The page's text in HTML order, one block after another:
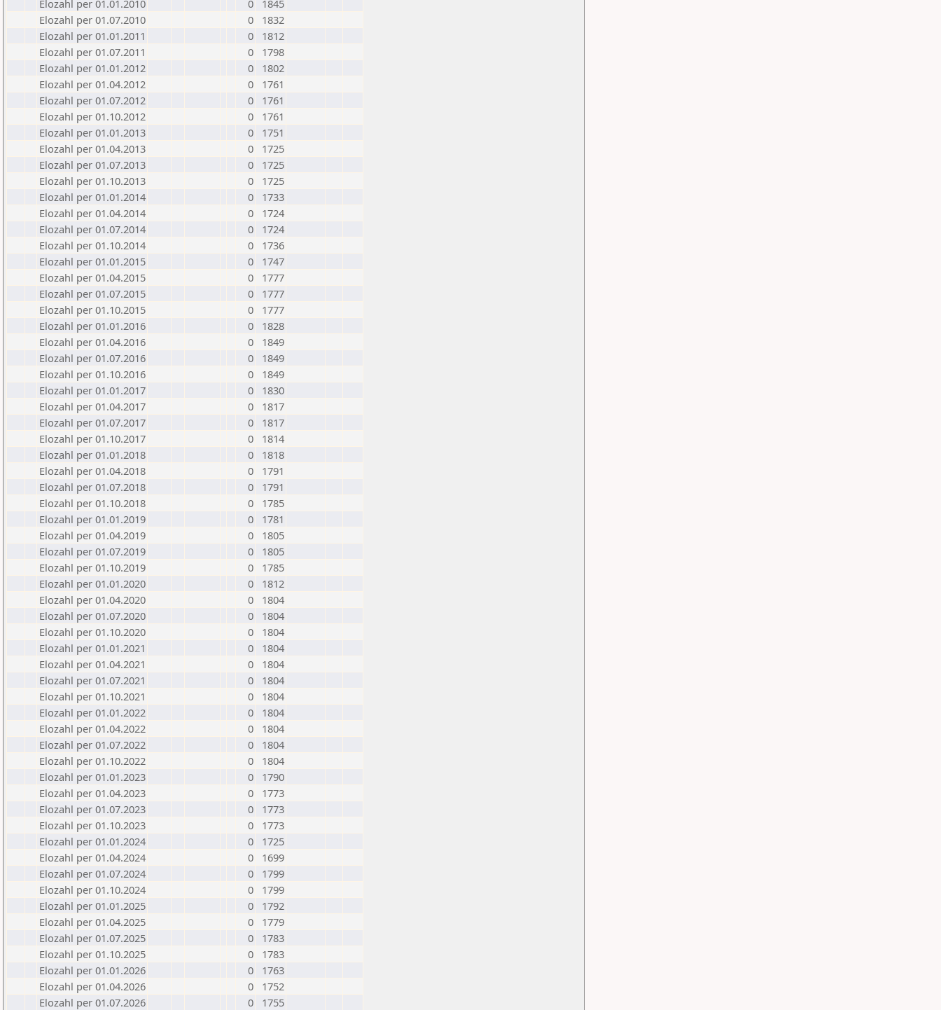
Elozahl per 01.01.2010
0
1845
Elozahl per 01.07.2010
0
1832
Elozahl per 01.01.2011
0
1812
Elozahl per 01.07.2011
0
1798
Elozahl per 01.01.2012
0
1802
Elozahl per 01.04.2012
0
1761
Elozahl per 01.07.2012
0
1761
Elozahl per 01.10.2012
0
1761
Elozahl per 01.01.2013
0
1751
Elozahl per 01.04.2013
0
1725
Elozahl per 01.07.2013
0
1725
Elozahl per 01.10.2013
0
1725
Elozahl per 01.01.2014
0
1733
Elozahl per 01.04.2014
0
1724
Elozahl per 01.07.2014
0
1724
Elozahl per 01.10.2014
0
1736
Elozahl per 01.01.2015
0
1747
Elozahl per 01.04.2015
0
1777
Elozahl per 01.07.2015
0
1777
Elozahl per 01.10.2015
0
1777
Elozahl per 01.01.2016
0
1828
Elozahl per 01.04.2016
0
1849
Elozahl per 01.07.2016
0
1849
Elozahl per 01.10.2016
0
1849
Elozahl per 01.01.2017
0
1830
Elozahl per 01.04.2017
0
1817
Elozahl per 01.07.2017
0
1817
Elozahl per 01.10.2017
0
1814
Elozahl per 01.01.2018
0
1818
Elozahl per 01.04.2018
0
1791
Elozahl per 01.07.2018
0
1791
Elozahl per 01.10.2018
0
1785
Elozahl per 01.01.2019
0
1781
Elozahl per 01.04.2019
0
1805
Elozahl per 01.07.2019
0
1805
Elozahl per 01.10.2019
0
1785
Elozahl per 01.01.2020
0
1812
Elozahl per 01.04.2020
0
1804
Elozahl per 01.07.2020
0
1804
Elozahl per 01.10.2020
0
1804
Elozahl per 01.01.2021
0
1804
Elozahl per 01.04.2021
0
1804
Elozahl per 01.07.2021
0
1804
Elozahl per 01.10.2021
0
1804
Elozahl per 01.01.2022
0
1804
Elozahl per 01.04.2022
0
1804
Elozahl per 01.07.2022
0
1804
Elozahl per 01.10.2022
0
1804
Elozahl per 01.01.2023
0
1790
Elozahl per 01.04.2023
0
1773
Elozahl per 01.07.2023
0
1773
Elozahl per 01.10.2023
0
1773
Elozahl per 01.01.2024
0
1725
Elozahl per 01.04.2024
0
1699
Elozahl per 01.07.2024
0
1799
Elozahl per 01.10.2024
0
1799
Elozahl per 01.01.2025
0
1792
Elozahl per 01.04.2025
0
1779
Elozahl per 01.07.2025
0
1783
Elozahl per 01.10.2025
0
1783
Elozahl per 01.01.2026
0
1763
Elozahl per 01.04.2026
0
1752
Elozahl per 01.07.2026
0 1755